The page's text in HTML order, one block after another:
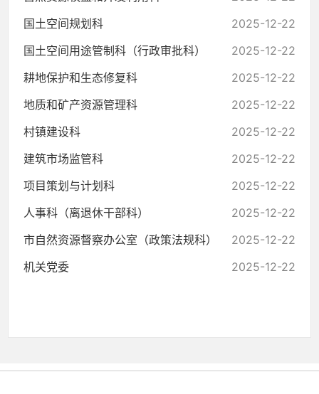
国土空间规划科
2025-12-22
国土空间用途管制科（行政审批科）
2025-12-22
耕地保护和生态修复科
2025-12-22
地质和矿产资源管理科
2025-12-22
村镇建设科
2025-12-22
建筑市场监管科
2025-12-22
项目策划与计划科
2025-12-22
人事科（离退休干部科）
2025-12-22
市自然资源督察办公室（政策法规科）
2025-12-22
机关党委
2025-12-22